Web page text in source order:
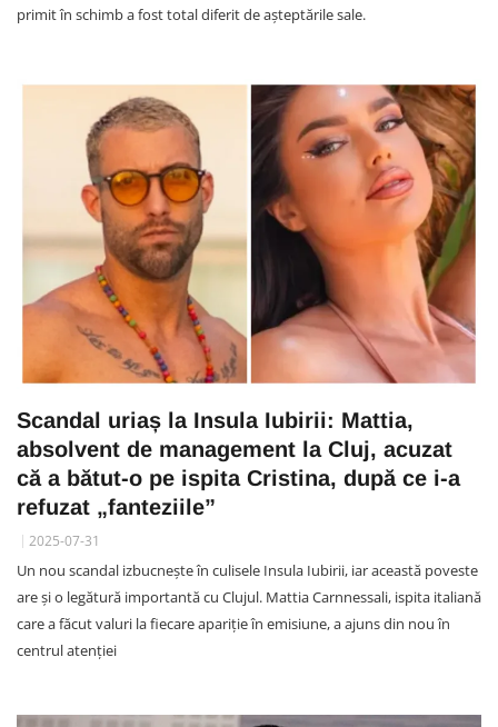
primit în schimb a fost total diferit de așteptările sale.
Scandal uriaș la Insula Iubirii: Mattia,
absolvent de management la Cluj, acuzat
că a bătut-o pe ispita Cristina, după ce i-a
refuzat „fanteziile”
2025-07-31
Un nou scandal izbucnește în culisele Insula Iubirii, iar această poveste
are și o legătură importantă cu Clujul. Mattia Carnnessali, ispita italiană
care a făcut valuri la fiecare apariție în emisiune, a ajuns din nou în
centrul atenției